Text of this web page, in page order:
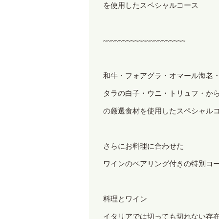
を使用したスペシャルコース
~~~~~~~~~~~~~~~~~~~~~
和牛・フォアグラ・オマール海老・
タラの白子・ウニ・トリュフ・か
の厳選食材を使用したスペシャルコ
さらにお料理に合わせた
ワインのペアリング付きの特別コ
料理とワイン
イタリアでは切っても切れない存在